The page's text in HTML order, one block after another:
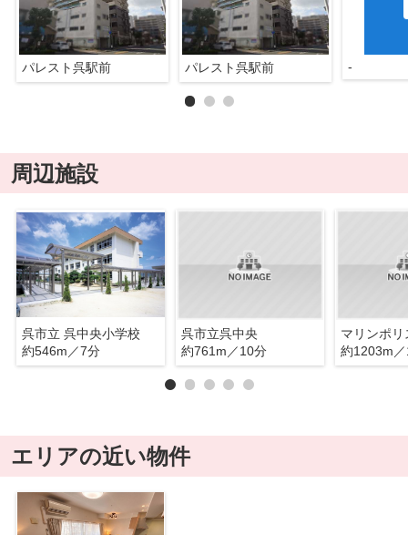
パレスト呉駅前 パレスト呉駅前 -
周辺施設
呉市立 呉中央小学校
約546m／7分
呉市立呉中央
約761m／10分
約1203m
エリアの近い物件